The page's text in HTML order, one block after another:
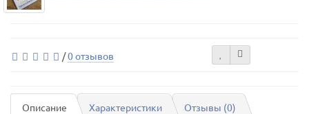
/0 отзывов
Описание Характеристики Отзывы (0)